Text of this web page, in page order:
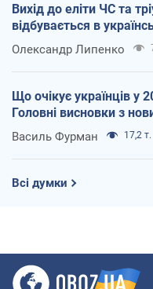
Вихід до еліти ЧС та
відбувається в
Олександр Липенко
Що очікує українців у
Головні висновки з
Василь Фурман 17,2 т.
Всі думки